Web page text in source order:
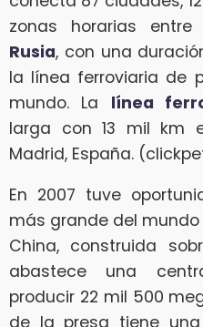
zonas horarias entre
Rusia, con una
la línea ferroviaria de
mundo. La línea
larga con 13 mil km
Madrid, España.
En 2007 tuve
más grande del mundo
China, construida
abastece una
producir 22 mil 500
de la presa tiene